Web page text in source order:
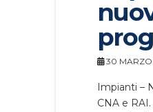
30 MARZO
Impianti –
CNA e RAI.